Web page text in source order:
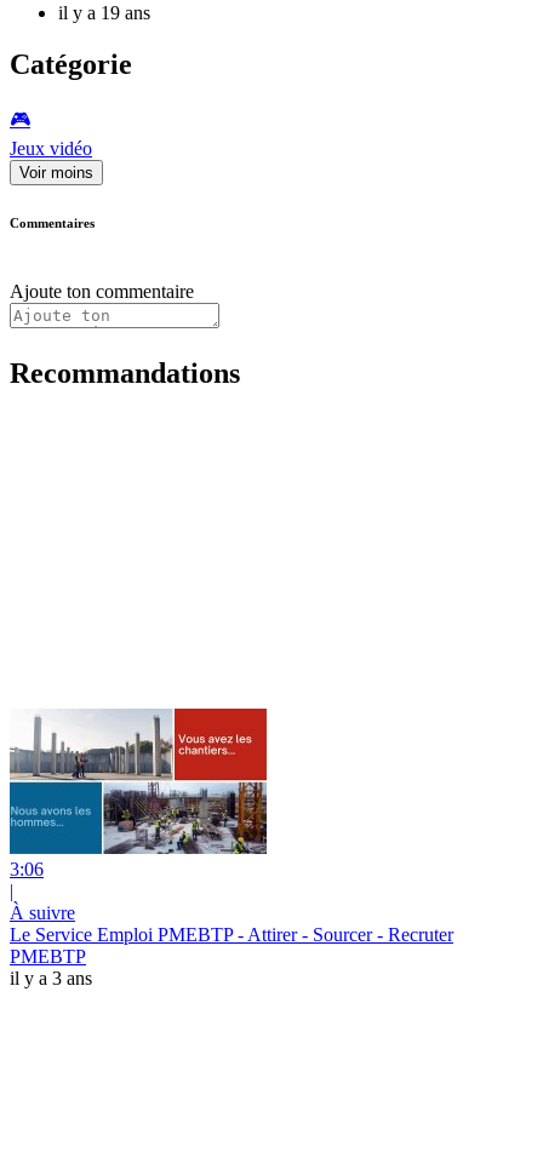
il y a 19 ans
Catégorie
🎮️
Jeux vidéo
Voir moins
Commentaires
Ajoute ton commentaire
Recommandations
3:06
|
À suivre
Le Service Emploi PMEBTP - Attirer - Sourcer - Recruter
PMEBTP
il y a 3 ans